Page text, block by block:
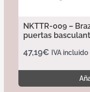
NKTTR-009 –
puertas
47,19€ IVA incluido